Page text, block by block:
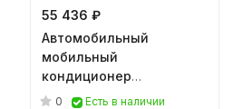
55 436 ₽
Автомобильный
мобильный
кондиционер
MobileComfort MC3012T
0
Есть в наличии